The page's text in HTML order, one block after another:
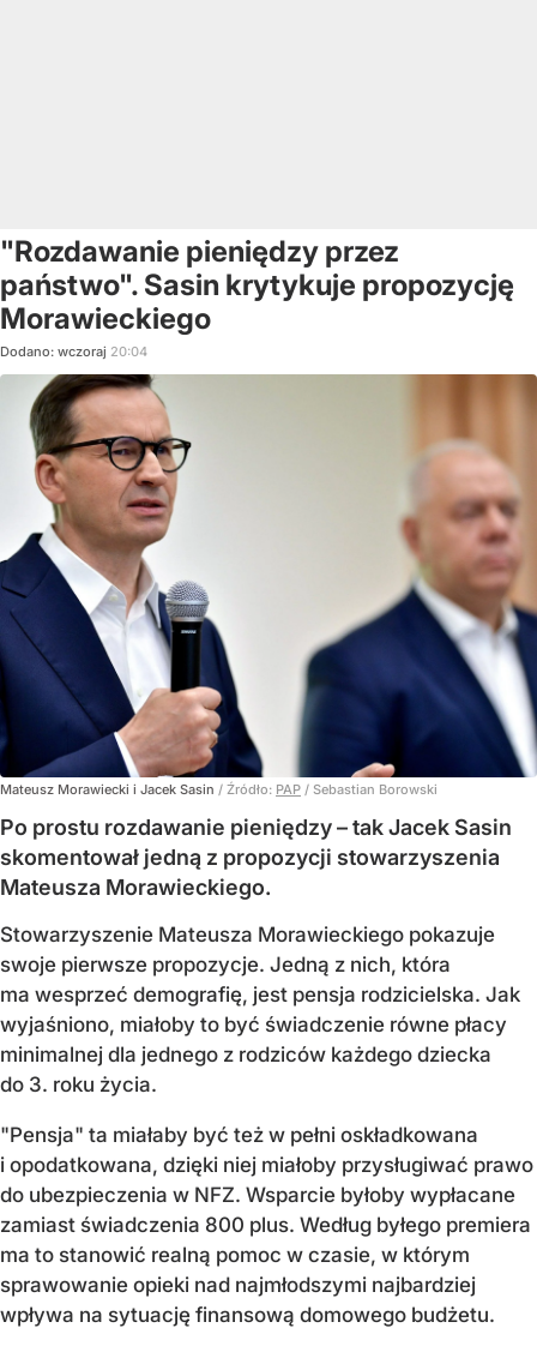
"Rozdawanie pieniędzy przez
państwo". Sasin krytykuje propozycję
Morawieckiego
Dodano: wczoraj 20:04
Mateusz Morawiecki i Jacek Sasin / Źródło: PAP / Sebastian Borowski
Po prostu rozdawanie pieniędzy – tak Jacek Sasin
skomentował jedną z propozycji stowarzyszenia
Mateusza Morawieckiego.
Stowarzyszenie Mateusza Morawieckiego pokazuje
swoje pierwsze propozycje. Jedną z nich, która
ma wesprzeć demografię, jest pensja rodzicielska. Jak
wyjaśniono, miałoby to być świadczenie równe płacy
minimalnej dla jednego z rodziców każdego dziecka
do 3. roku życia.
"Pensja" ta miałaby być też w pełni oskładkowana
i opodatkowana, dzięki niej miałoby przysługiwać prawo
do ubezpieczenia w NFZ. Wsparcie byłoby wypłacane
zamiast świadczenia 800 plus. Według byłego premiera
ma to stanowić realną pomoc w czasie, w którym
sprawowanie opieki nad najmłodszymi najbardziej
wpływa na sytuację finansową domowego budżetu.